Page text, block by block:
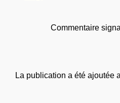
Commentaire
La publication a été ajoutée